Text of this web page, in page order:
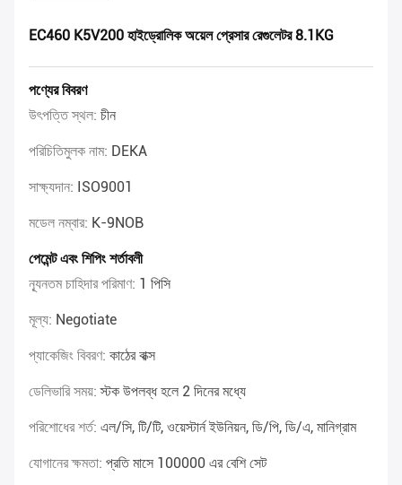
EC460 K5V200 হাইড্রোলিক অয়েল প্রেসার রেগুলেটর 8.1KG
পণ্যের বিবরণ
উৎপত্তি স্থল: চীন
পরিচিতিমুলক নাম: DEKA
সাক্ষ্যদান: ISO9001
মডেল নম্বার: K-9NOB
পেমেন্ট এবং শিপিং শর্তাবলী
ন্যূনতম চাহিদার পরিমাণ: 1 পিসি
মূল্য: Negotiate
প্যাকেজিং বিবরণ: কাঠের বাক্স
ডেলিভারি সময়:স্টক উপলব্ধ হলে 2 দিনের মধ্যে
পরিশোধের শর্ত: এল/সি, টি/টি, ওয়েস্টার্ন ইউনিয়ন, ডি/পি, ডি/এ, মানিগ্রাম
যোগানের ক্ষমতা: প্রতি মাসে 100000 এর বেশি সেট